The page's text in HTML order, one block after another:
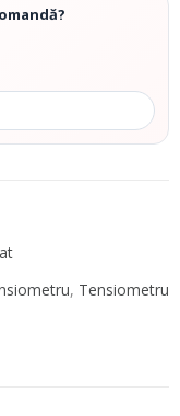
, Tensiometru